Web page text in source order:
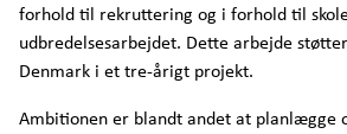
forhold til rekruttering og i forhold til
udbredelsesarbejdet. Dette arbejde
Denmark i et tre-årigt projekt.
Ambitionen er blandt andet at planlægge